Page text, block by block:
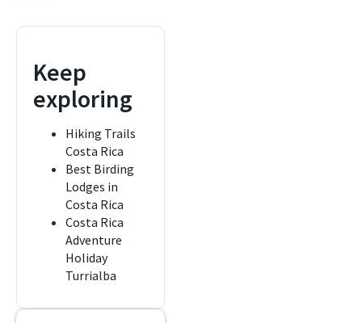
Keep
exploring
Hiking Trails
Costa Rica
Best Birding
Lodges in
Costa Rica
Costa Rica
Adventure
Holiday
Turrialba